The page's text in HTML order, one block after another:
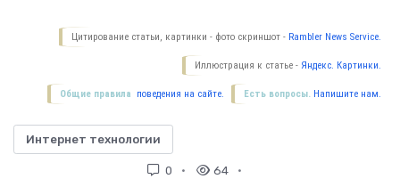
Цитирование статьи, картинки - фото скриншот - Rambler News Service.
Иллюстрация к статье - Яндекс. Картинки.
Есть вопросы. Напишите нам.
Общие правила поведения на сайте.
Интернет технологии
0 64